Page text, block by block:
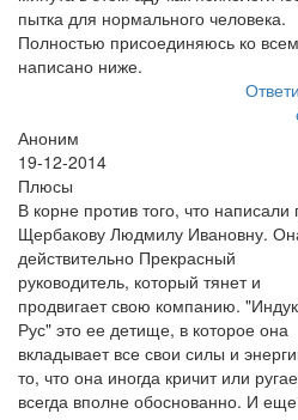
пытка для нормального человека.
Полностью присоединяюсь ко
написано ниже.
Аноним
19-12-2014
Плюсы
В корне против того, что написали
Щербакову Людмилу Ивановну.
действительно Прекрасный
руководитель, который тянет и
продвигает свою компанию.
Рус" это ее детище, в которое она
вкладывает все свои силы и
то, что она иногда кричит или
всегда вполне обоснованно. И